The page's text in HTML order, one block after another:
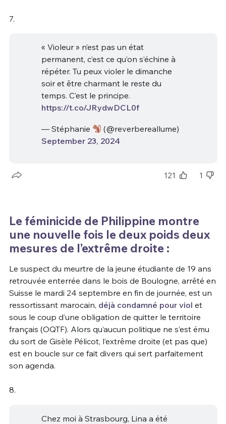
7.
« Violeur » n’est pas un état
permanent, c’est ce qu’on s’échine à
répéter. Tu peux violer le dimanche
soir et être charmant le reste du
temps. C’est le principe.
https://t.co/JRydwDCL0f
— Stéphanie
(@reverbereallume)
September 23, 2024
121 1
Le féminicide de Philippine montre
une nouvelle fois le deux poids deux
mesures de l’extrême droite :
Le suspect du meurtre de la jeune étudiante de 19 ans
retrouvée enterrée dans le bois de Boulogne, arrêté en
Suisse le mardi 24 septembre en fin de journée, est un
ressortissant marocain, déjà condamné pour viol et
sous le coup d’une obligation de quitter le territoire
français (OQTF). Alors qu’aucun politique ne s’est ému
du sort de Gisèle Pélicot, l’extrême droite (et pas que)
est en boucle sur ce fait divers qui sert parfaitement
son agenda.
8.
Chez moi à Strasbourg, Lina a été